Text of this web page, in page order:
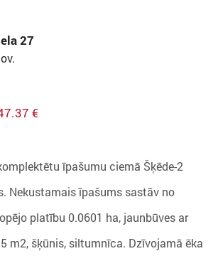
27
€
īpašumu ciemā Šķēde-2
Nekustamais īpašums sastāv no
platību 0.0601 ha, jaunbūves ar
m2, šķūnis, siltumnīca. Dzīvojamā ēka